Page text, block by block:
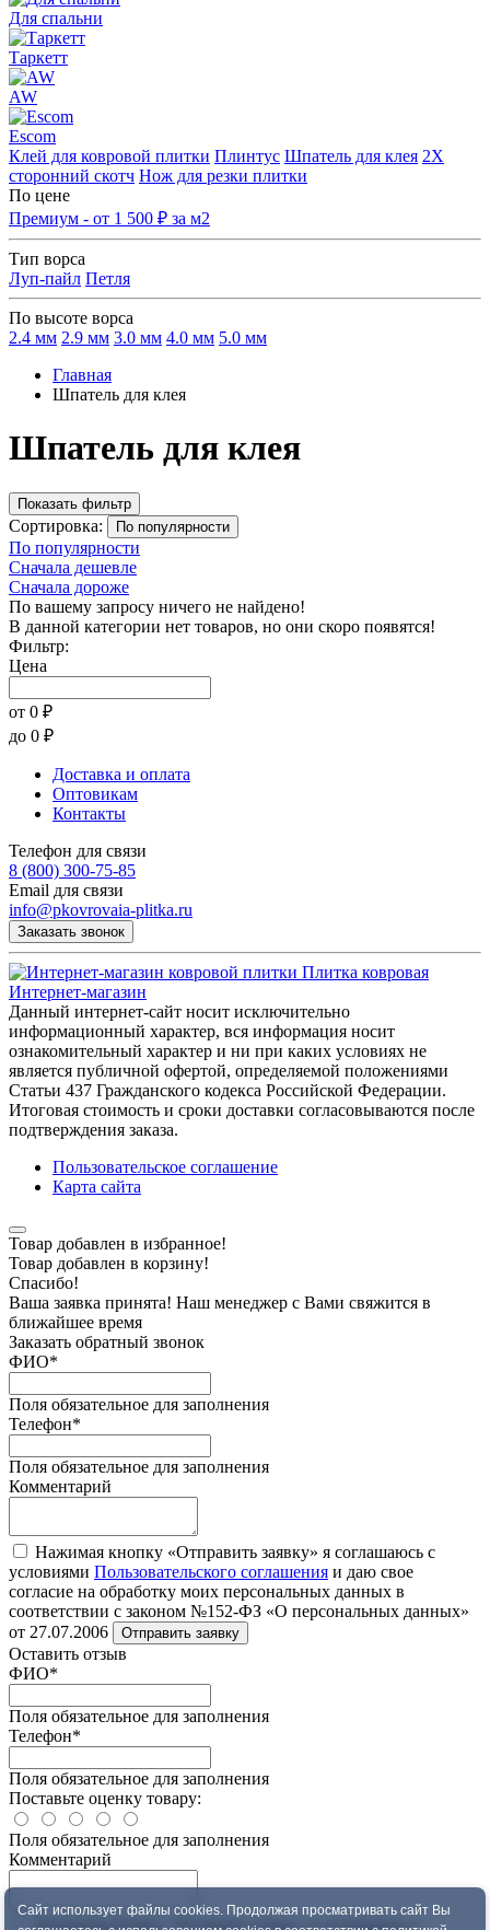
Для спальни
Таркетт
AW
Escom
Клей для ковровой плитки Плинтус Шпатель для клея 2Х
сторонний скотч Нож для резки плитки
По цене
Премиум - от 1 500 ₽ за м2
Тип ворса
Луп-пайл Петля
По высоте ворса
2.4 мм 2.9 мм 3.0 мм 4.0 мм 5.0 мм
Главная
Шпатель для клея
Шпатель для клея
Показать фильтр
Сортировка: По популярности
По популярности
Сначала дешевле
Сначала дороже
По вашему запросу ничего не найдено!
В данной категории нет товаров, но они скоро появятся!
Фильтр:
Цена
от 0 ₽
до 0 ₽
Доставка и оплата
Оптовикам
Контакты
Телефон для связи
8 (800) 300-75-85
Email для связи
info@pkovrovaia-plitka.ru
Заказать звонок
Плитка ковровая
Интернет-магазин
Данный интернет-сайт носит исключительно
информационный характер, вся информация носит
ознакомительный характер и ни при каких условиях не
является публичной офертой, определяемой положениями
Статьи 437 Гражданского кодекса Российской Федерации.
Итоговая стоимость и сроки доставки согласовываются после
подтверждения заказа.
Пользовательское соглашение
Карта сайта
Товар добавлен в избранное!
Товар добавлен в корзину!
Спасибо!
Ваша заявка принята! Наш менеджер с Вами свяжится в
ближайшее время
Заказать обратный звонок
ФИО*
Поля обязательное для заполнения
Телефон*
Поля обязательное для заполнения
Комментарий
Нажимая кнопку «Отправить заявку» я соглашаюсь с
условиями Пользовательского соглашения и даю свое
согласие на обработку моих персональных данных в
соответствии с законом №152-ФЗ «О персональных данных»
от 27.07.2006
Отправить заявку
Оставить отзыв
ФИО*
Поля обязательное для заполнения
Телефон*
Поля обязательное для заполнения
Поставьте оценку товару:
Поля обязательное для заполнения
Комментарий
Нажимая кнопку «Оставить отзыв» я соглашаюсь с
Сайт использует файлы cookies. Продолжая просматривать сайт Вы